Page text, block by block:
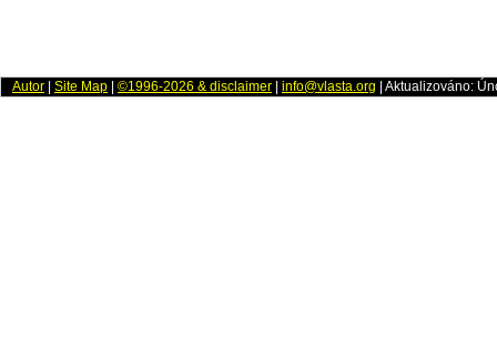
Autor Site Map ©1996-2026 & disclaimer info@vlasta.org | Aktualizováno: